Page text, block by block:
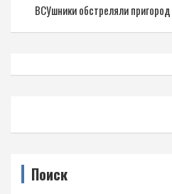
ВСУшники обстреляли
Поиск